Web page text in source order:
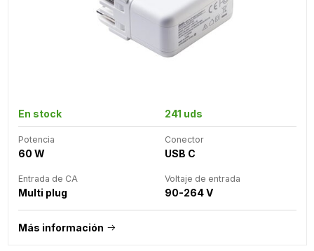
En stock 241 uds
Potencia
60 W
Conector
USB C
Entrada de CA
Multi plug
Voltaje de entrada
90-264 V
Más información